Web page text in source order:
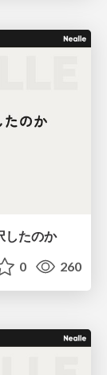
したのか
0 260